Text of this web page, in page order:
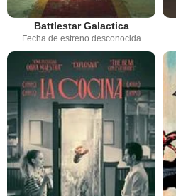
Battlestar Galactica
Fecha de estreno desconocida